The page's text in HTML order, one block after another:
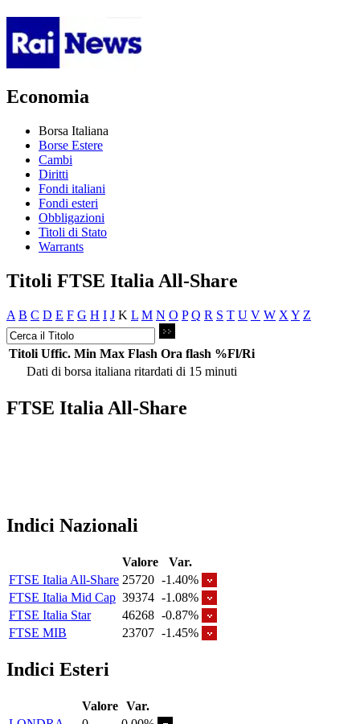
Economia
Borsa Italiana
Borse Estere
Cambi
Diritti
Fondi italiani
Fondi esteri
Obbligazioni
Titoli di Stato
Warrants
Titoli FTSE Italia All-Share
A B C D E F G H I J K L M N O P Q R S T U V W X Y Z
Titoli Uffic. Min Max Flash Ora flash %Fl/Ri
Dati di borsa italiana ritardati di 15 minuti
FTSE Italia All-Share
Indici Nazionali
Valore
Var.
FTSE Italia All-Share 25720 -1.40%
FTSE Italia Mid Cap 39374 -1.08%
FTSE Italia Star
46268 -0.87%
FTSE MIB
23707 -1.45%
Indici Esteri
Valore Var.